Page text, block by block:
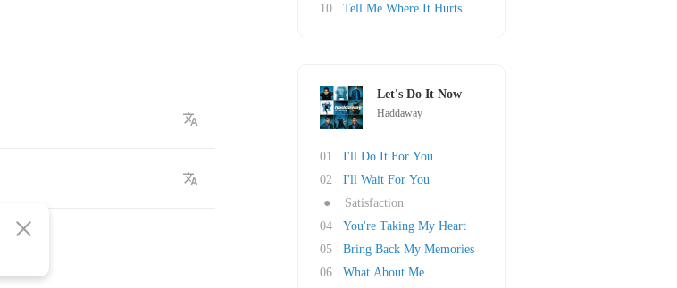
10
Tell Me Where It Hurts
Let's Do It Now
Haddaway
01
I'll Do It For You
02
I'll Wait For You
●
Satisfaction
04
You're Taking My Heart
05
Bring Back My Memories
06
What About Me